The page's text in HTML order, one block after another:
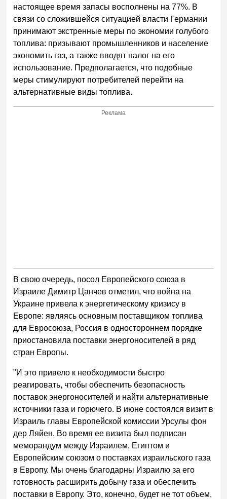
настоящее время запасы восполнены на 77%. В
связи со сложившейся ситуацией власти Германии
принимают экстренные меры по экономии голубого
топлива: призывают промышленников и население
экономить газ, а также вводят налог на его
использование. Предполагается, что подобные
меры стимулируют потребителей перейти на
альтернативные виды топлива.
Реклама
В свою очередь, посол Европейского союза в
Израиле Димитр Цанчев отметил, что война на
Украине привела к энергетическому кризису в
Европе: являясь основным поставщиком топлива
для Евросоюза, Россия в одностороннем порядке
приостановила поставки энергоносителей в ряд
стран Европы.
"И это привело к необходимости быстро
реагировать, чтобы обеспечить безопасность
поставок энергоносителей и найти альтернативные
источники газа и горючего. В июне состоялся визит в
Израиль главы Европейской комиссии Урсулы фон
дер Ляйен. Во время ее визита был подписан
меморандум между Израилем, Египтом и
Европейским союзом о поставках израильского газа
в Европу. Мы очень благодарны Израилю за его
готовность расширить добычу газа и обеспечить
поставки в Европу. Это, конечно, будет не тот объем,